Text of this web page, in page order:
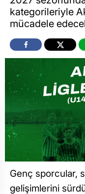
kategorileriyle
mücadele
Genç sporcular,
gelişimlerini